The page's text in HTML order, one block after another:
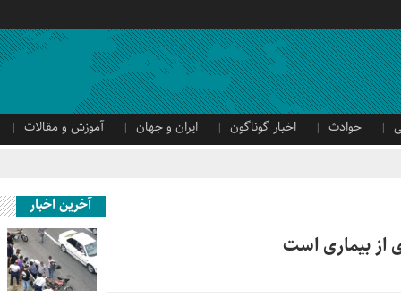
حوادث اخبار گوناگون ایران و جهان آموزش و مقالات
از بیماری است
آخرین اخبار